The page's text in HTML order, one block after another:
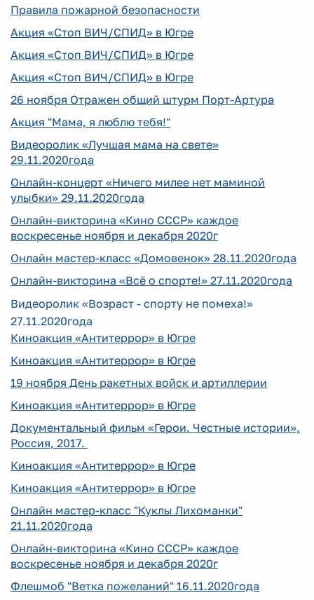
Правила пожарной безопасности
Акция «Стоп ВИЧ/СПИД» в Югре
Акция «Стоп ВИЧ/СПИД» в Югре
Акция «Стоп ВИЧ/СПИД» в Югре
26 ноября Отражен общий штурм Порт-Артура
Акция "Мама, я люблю тебя!"
Видеоролик «Лучшая мама на свете»
29.11.2020года
Онлайн-концерт «Ничего милее нет маминой
улыбки» 29.11.2020года
Онлайн-викторина «Кино СССР» каждое
воскресенье ноября и декабря 2020г
Онлайн мастер-класс «Домовенок» 28.11.2020года
Онлайн-викторина «Всё о спорте!» 27.11.2020года
Видеоролик «Возраст - спорту не помеха!»
27.11.2020года
Киноакция «Антитеррор» в Югре
Киноакция «Антитеррор» в Югре
19 ноября День ракетных войск и артиллерии
Киноакция «Антитеррор» в Югре
Документальный фильм «Герои. Честные истории»,
Россия, 2017.
Киноакция «Антитеррор» в Югре
Киноакция «Антитеррор» в Югре
Онлайн мастер-класс "Куклы Лихоманки"
21.11.2020года
Онлайн-викторина «Кино СССР» каждое
воскресенье ноября и декабря 2020г
Флешмоб "Ветка пожеланий" 16.11.2020года